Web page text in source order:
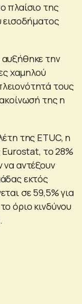
πλαίσιο της
εισοδήματος
την
χαμηλού
τους
της η
της ETUC, η
Eurostat, το 28%
αντέξουν
εκτός
σε 59,5% για
όριο κινδύνου